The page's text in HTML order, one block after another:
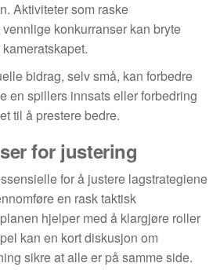
Aktiviteter som raske
konkurranser kan bryte
bidrag, selv små, kan forbedre
en spillers innsats eller forbedring
til å prestere bedre.
for justering
for å justere lagstrategiene
en rask taktisk
hjelper med å klargjøre roller
kan en kort diskusjon om
sikre at alle er på samme side.